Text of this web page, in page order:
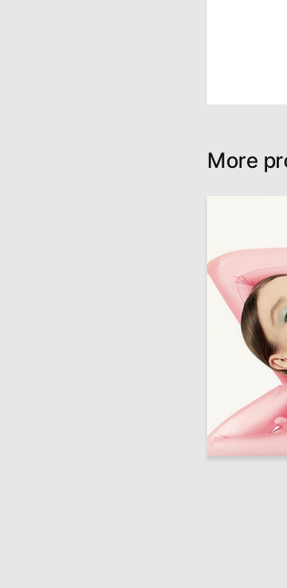
More
Anzor